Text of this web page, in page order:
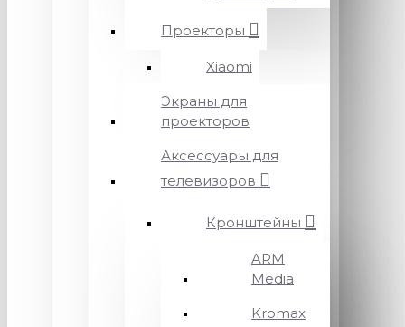
Проекторы
Xiaomi
Экраны для
проекторов
Аксессуары для
телевизоров
Кронштейны
ARM
Media
Kromax